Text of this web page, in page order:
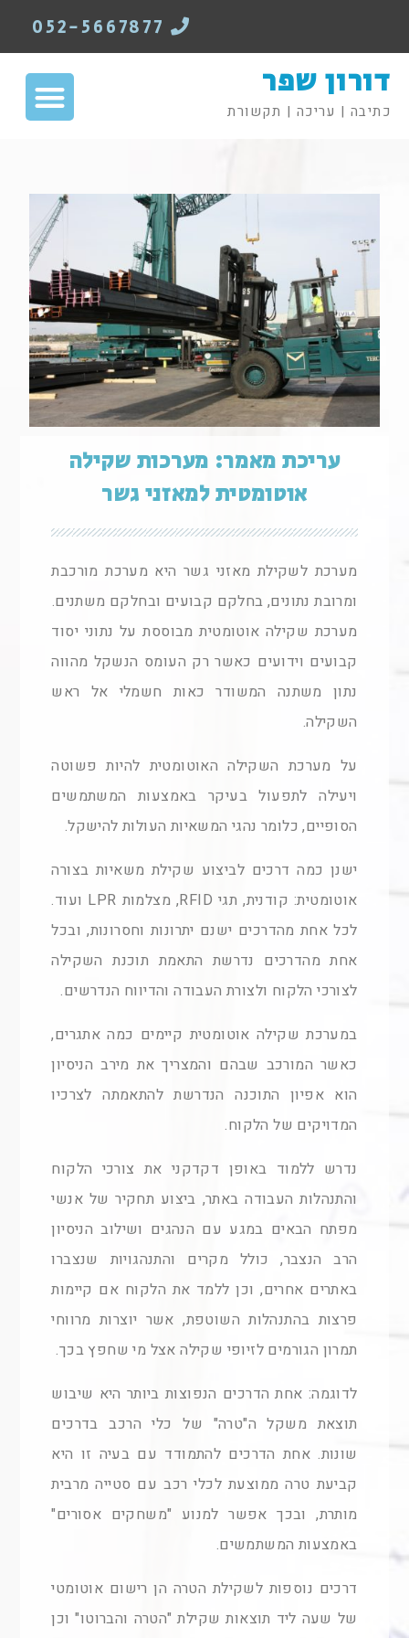
דורון שפר
כתיבה | עריכה | תקשורת
עריכת מאמר: מערכות שקילה
אוטומטית למאזני גשר
מערכת לשקילת מאזני גשר היא מערכת מורכבת
ומרובת נתונים, בחלקם קבועים ובחלקם משתנים.
מערכת שקילה אוטומטית מבוססת על נתוני יסוד
קבועים וידועים כאשר רק העומס הנשקל מהווה
נתון משתנה המשודר כאות חשמלי אל ראש
השקילה.
על מערכת השקילה האוטומטית להיות פשוטה
ויעילה לתפעול בעיקר באמצעות המשתמשים
הסופיים, כלומר נהגי המשאיות העולות להישקל.
ישנן כמה דרכים לביצוע שקילת משאיות בצורה
אוטומטית: קודנית, תגי RFID, מצלמות LPR ועוד.
לכל אחת מהדרכים ישנם יתרונות וחסרונות, ובכל
אחת מהדרכים נדרשת התאמת תוכנת השקילה
לצורכי הלקוח ולצורת העבודה והדיווח הנדרשים.
במערכת שקילה אוטומטית קיימים כמה אתגרים,
כאשר המורכב שבהם והמצריך את מירב הניסיון
הוא אפיון התוכנה הנדרשת להתאמתה לצרכיו
המדויקים של הלקוח.
נדרש ללמוד באופן דקדקני את צורכי הלקוח
והתנהלות העבודה באתר, ביצוע תחקיר של אנשי
מפתח הבאים במגע עם הנהגים ושילוב הניסיון
הרב הנצבר, כולל מקרים והתנהגויות שנצברו
באתרים אחרים, וכן ללמד את הלקוח אם קיימות
פרצות בהתנהלות השוטפת, אשר יוצרות מרווחי
תמרון הגורמים לזיופי שקילה אצל מי שחפץ בכך.
לדוגמה: אחת הדרכים הנפוצות ביותר היא שיבוש
תוצאת משקל ה"טרה" של כלי הרכב בדרכים
שונות. אחת הדרכים להתמודד עם בעיה זו היא
קביעת טרה ממוצעת לכלי רכב עם סטייה מרבית
מותרת, ובכך אפשר למנוע "משחקים אסורים"
באמצעות המשתמשים.
דרכים נוספות לשקילת הטרה הן רישום אוטומטי
של שעה ליד תוצאות שקילת "הטרה והברוטו" וכן